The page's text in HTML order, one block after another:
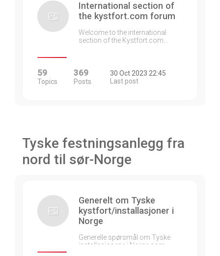
International section of
the kystfort.com forum
Welcome to the international
section of the Kystfort.com…
59
Topics
369
Posts
30 Oct 2023 22:45
Last post
Tyske festningsanlegg fra
nord til sør-Norge
Generelt om Tyske
kystfort/installasjoner i
Norge
Generelle spørsmål om Tyske
installasjonene i Norge som…